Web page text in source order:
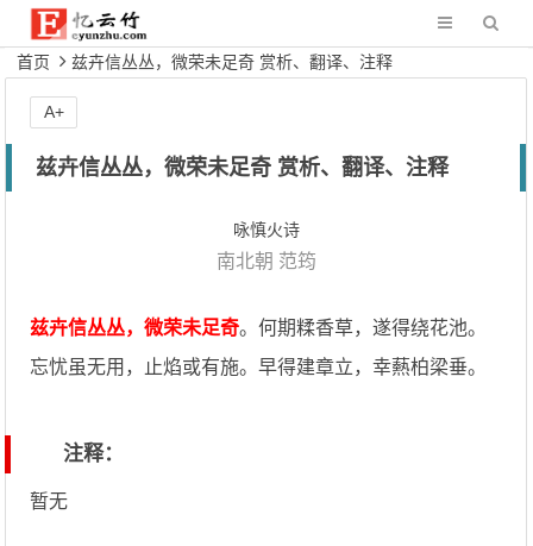
首页 兹卉信丛丛，微荣未足奇 赏析、翻译、注释
兹卉信丛丛，微荣未足奇 赏析、翻译、注释
咏慎火诗
南北朝 范筠
兹卉信丛丛，微荣未足奇。何期糅香草，遂得绕花池。
忘忧虽无用，止焰或有施。早得建章立，幸爇柏梁垂。
注释：
暂无
A+